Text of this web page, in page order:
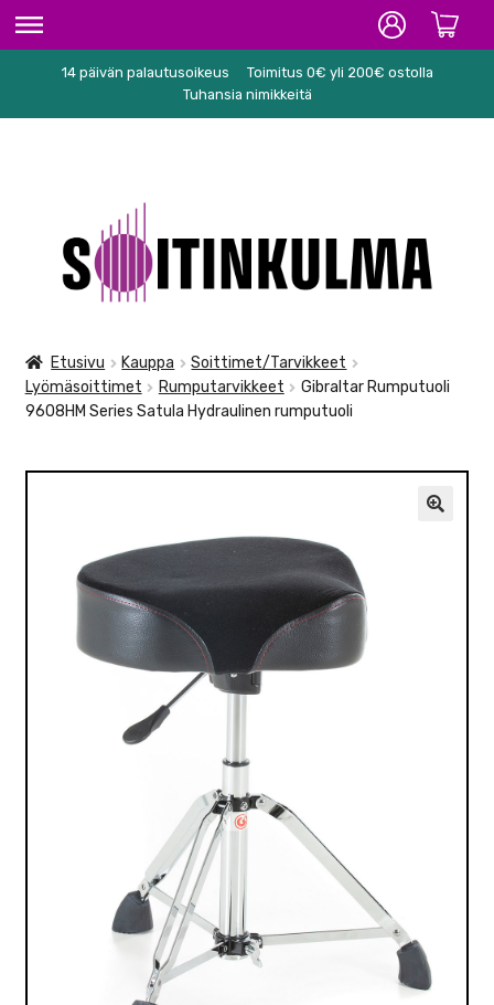
ETUSIVU
KARAOKE
NUOTIT
TARVIKKEET
KÄYTETYT
TARJOUKSET
14 päivän palautusoikeus
Toimitus 0€ yli 200€ ostolla
Tuhansia nimikkeitä
navigointiin
sisältöön
Etusivu Kauppa
Soittimet/Tarvikkeet
Lyömäsoittimet
Rumputarvikkeet
Gibraltar Rumputuoli
9608HM Series Satula Hydraulinen rumputuoli